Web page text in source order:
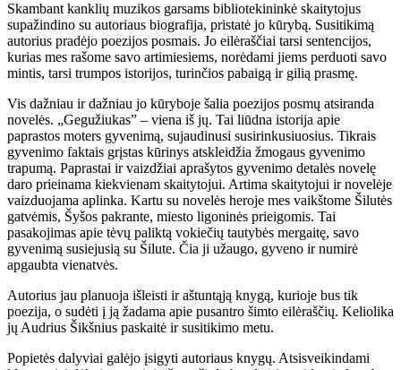
Skambant kanklių muzikos garsams bibliotekininkė skaitytojus
supažindino su autoriaus biografija, pristatė jo kūrybą. Susitikimą
autorius pradėjo poezijos posmais. Jo eilėraščiai tarsi sentencijos,
kurias mes rašome savo artimiesiems, norėdami jiems perduoti savo
mintis, tarsi trumpos istorijos, turinčios pabaigą ir gilią prasmę.
Vis dažniau ir dažniau jo kūryboje šalia poezijos posmų atsiranda
novelės. „Gegužiukas” – viena iš jų. Tai liūdna istorija apie
paprastos moters gyvenimą, sujaudinusi susirinkusiuosius. Tikrais
gyvenimo faktais grįstas kūrinys atskleidžia žmogaus gyvenimo
trapumą. Paprastai ir vaizdžiai aprašytos gyvenimo detalės novelę
daro prieinama kiekvienam skaitytojui. Artima skaitytojui ir novelėje
vaizduojama aplinka. Kartu su novelės heroje mes vaikštome Šilutės
gatvėmis, Šyšos pakrante, miesto ligoninės prieigomis. Tai
pasakojimas apie tėvų paliktą vokiečių tautybės mergaitę, savo
gyvenimą susiejusią su Šilute. Čia ji užaugo, gyveno ir numirė
apgaubta vienatvės.
Autorius jau planuoja išleisti ir aštuntąją knygą, kurioje bus tik
poezija, o sudėti į ją žadama apie pusantro šimto eilėraščių. Keliolika
jų Audrius Šikšnius paskaitė ir susitikimo metu.
Popietės dalyviai galėjo įsigyti autoriaus knygų. Atsisveikindami